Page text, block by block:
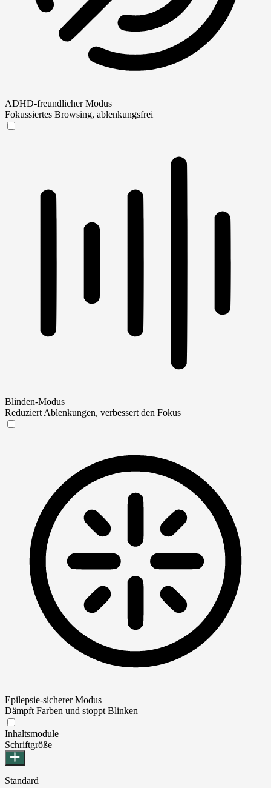
ADHD-freundlicher Modus
Fokussiertes Browsing, ablenkungsfrei
Blinden-Modus
Reduziert Ablenkungen, verbessert den Fokus
Epilepsie-sicherer Modus
Dämpft Farben und stoppt Blinken
Inhaltsmodule
Schriftgröße
Standard